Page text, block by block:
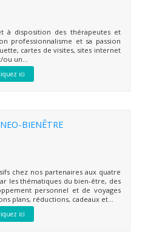
à disposition des thérapeutes et
professionnalisme et sa passion
cartes de visites, sites internet
un...
ici
BIENÊTRE
chez nos partenaires aux quatre
les thématiques du bien-être, des
personnel et de voyages
plans, réductions, cadeaux et...
ici